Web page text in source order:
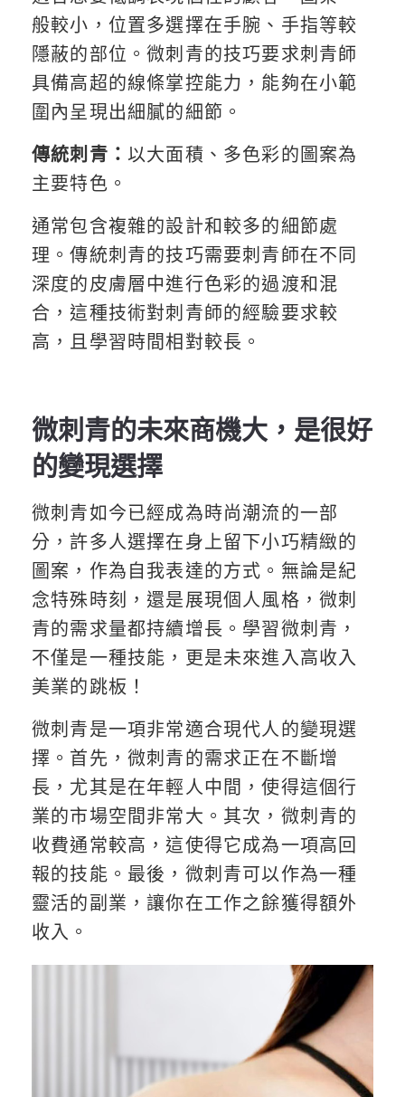
般較小，位置多選擇在手腕、手指等較
隱蔽的部位。微刺青的技巧要求刺青師
具備高超的線條掌控能力，能夠在小範
圍內呈現出細膩的細節。
傳統刺青： 以大面積、多色彩的圖案為
主要特色。
通常包含複雜的設計和較多的細節處
理。傳統刺青的技巧需要刺青師在不同
深度的皮膚層中進行色彩的過渡和混
合，這種技術對刺青師的經驗要求較
高，且學習時間相對較長。
微刺青的未來商機大，是很好
的變現選擇
微刺青如今已經成為時尚潮流的一部
分，許多人選擇在身上留下小巧精緻的
圖案，作為自我表達的方式。無論是紀
念特殊時刻，還是展現個人風格，微刺
青的需求量都持續增長。學習微刺青，
不僅是一種技能，更是未來進入高收入
美業的跳板！
微刺青是一項非常適合現代人的變現選
擇。首先，微刺青的需求正在不斷增
長，尤其是在年輕人中間，使得這個行
業的市場空間非常大。其次，微刺青的
收費通常較高，這使得它成為一項高回
報的技能。最後，微刺青可以作為一種
靈活的副業，讓你在工作之餘獲得額外
收入。